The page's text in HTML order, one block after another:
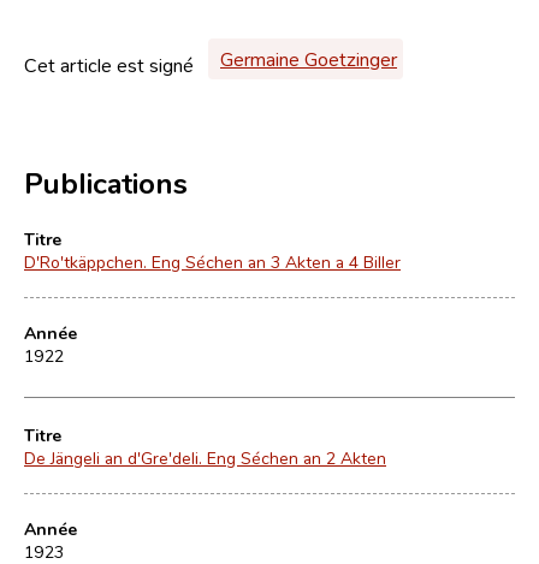
Cet article est signé Germaine Goetzinger
Publications
Titre
D'Ro'tkäppchen. Eng Séchen an 3 Akten a 4 Biller
Année
1922
Titre
De Jängeli an d'Gre'deli. Eng Séchen an 2 Akten
Année
1923